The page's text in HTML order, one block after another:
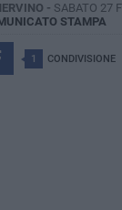
- SABATO 27
STAMPA
1 CONDIVISIONE